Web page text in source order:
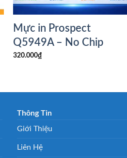
Mực in Prospect
Q5949A – No Chip
320.000₫
Thông Tin
Giới Thiệu
Liên Hệ